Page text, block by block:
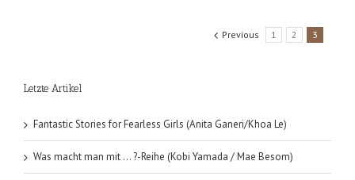
(Miki
Aihara);
Previous 1 2 3
Letzte Artikel
Fantastic Stories for Fearless Girls (Anita Ganeri/Khoa Le)
Was macht man mit … ?-Reihe (Kobi Yamada / Mae Besom)